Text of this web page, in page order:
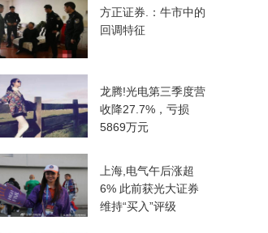
方正证券.：牛市中的
回调特征
龙腾!光电第三季度营
收降27.7%，亏损
5869万元
上海,电气午后涨超
6% 此前获光大证券
维持“买入”评级